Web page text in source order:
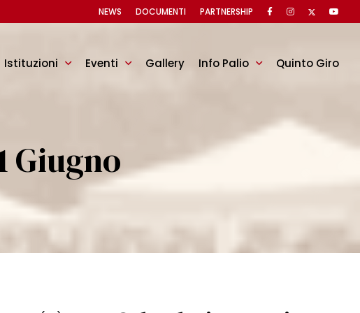
Istituzioni Eventi Gallery Info Palio Quinto Giro
NEWS DOCUMENTI PARTNERSHIP
Giugno